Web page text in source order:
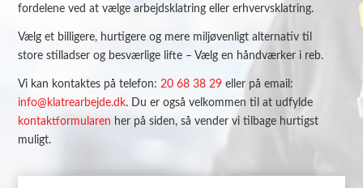
fordelene ved at vælge arbejdsklatring eller erhvervsklatring.
Vælg et billigere, hurtigere og mere miljøvenligt alternativ til
store stilladser og besværlige lifte – Vælg en håndværker i reb.
Vi kan kontaktes på telefon: 20 68 38 29 eller på email:
info@klatrearbejde.dk. Du er også velkommen til at udfylde
kontaktformularen her på siden, så vender vi tilbage hurtigst
muligt.